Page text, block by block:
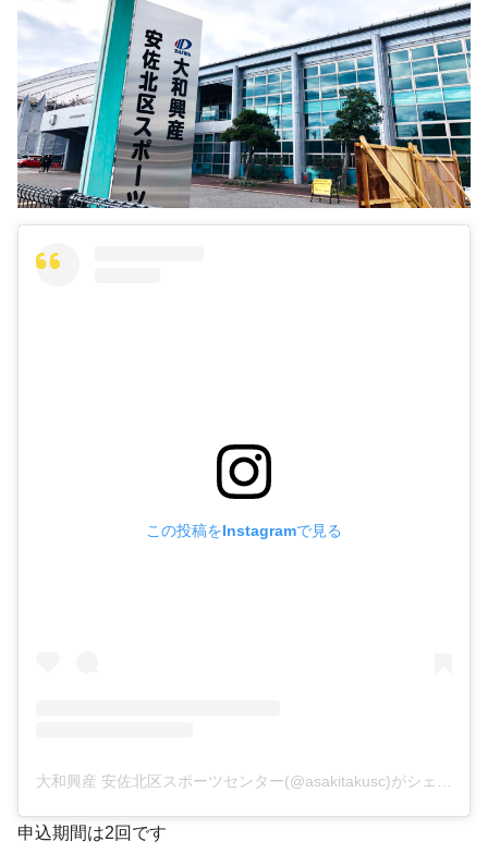
この投稿をInstagramで見る
申込期間は2回です